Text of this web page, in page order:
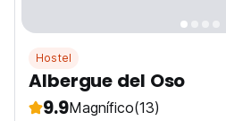
Hostel
Albergue del Oso
9.9Magnífico(13)